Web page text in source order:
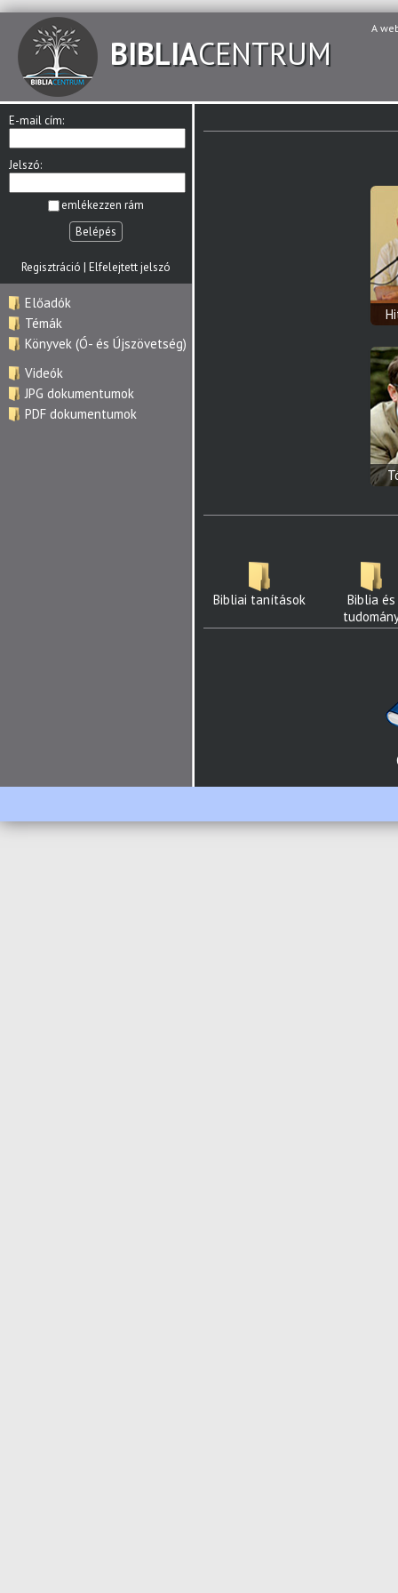
BIBLIACENTRUM
A
E-mail cím:
Jelszó:
emlékezzen rám
Belépés
Regisztráció | Elfelejtett jelszó
Előadók
Témák
Könyvek (Ó- és Újszövetség)
Videók
JPG dokumentumok
PDF dokumentumok
Bibliai tanítások
Biblia és